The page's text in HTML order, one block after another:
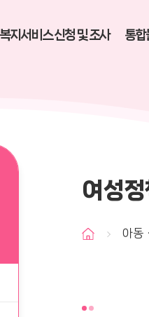
복지서비스 신청 및 조사 통합
여성정
아동